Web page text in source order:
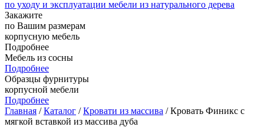
по уходу и эксплуатации мебели из натурального дерева
Закажите
по Вашим размерам
корпусную мебель
Подробнее
Мебель из сосны
Подробнее
Образцы фурнитуры
корпусной мебели
Подробнее
Главная /Каталог /Кровати из массива / Кровать Финикс с
мягкой вставкой из массива дуба